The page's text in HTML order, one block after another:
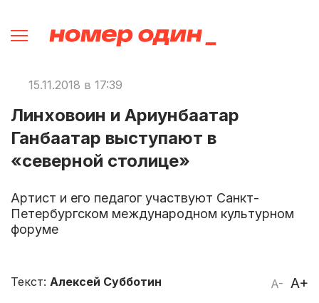
15.11.2018 в 17:39
Линховоин и Ариунбаатар
Ганбаатар выступают в
«северной столице»
Артист и его педагог участвуют Санкт-
Петербургском международном культурном
форуме
A- A+
Текст: Алексей Субботин